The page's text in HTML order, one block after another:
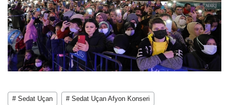
# Sedat Uçan # Sedat Uçan Afyon Konseri